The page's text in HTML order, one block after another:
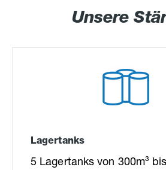
Unsere
Lagertanks
5 Lagertanks von 300m³